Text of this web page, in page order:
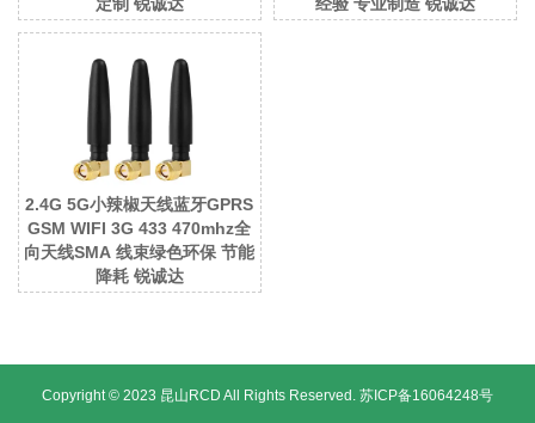
2.4G 5G小辣椒天线蓝牙GPRS
GSM WIFI 3G 433 470mhz全
向天线SMA 线束绿色环保 节能
降耗 锐诚达
Copyright © 2023 昆山RCD All Rights Reserved. 苏ICP备16064248号